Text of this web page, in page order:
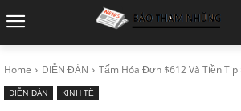
Home DIỄN ĐÀN Tấm Hóa Đơn $612 Và Tiền Tip
DIỄN ĐÀN KINH TẾ